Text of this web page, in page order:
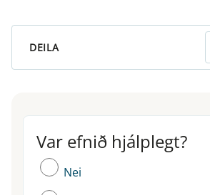
DEILA
Var efnið hjálplegt?
Var efnið hjálplegt?
Nei